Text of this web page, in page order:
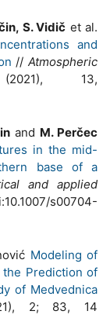
S. Vidič et al.
and
//Atmospheric
13,
and M. Perčec
in the mid-
base of a
and applied
s00704-
Modeling of
Prediction of
of Medvednica
2; 83, 14